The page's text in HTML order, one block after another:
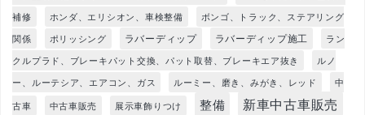
補修 ホンダ、エリシオン、車検整備 ボンゴ、トラック、ステアリング
関係 ポリッシング ラバーディップ ラバーディップ施工 ラン
クルプラド、ブレーキパット交換、パット取替、ブレーキエア抜き ルノ
ー、ルーテシア、エアコン、ガス ルーミー、磨き、みがき、レッド 中
古車 中古車販売 展示車飾りつけ 整備 新車中古車販売